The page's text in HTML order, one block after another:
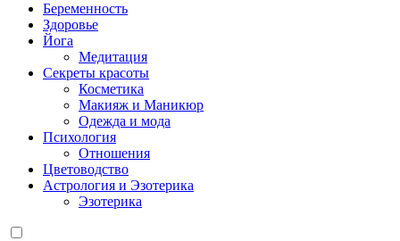
Беременность
Здоровье
Йога
Медитация
Секреты красоты
Косметика
Макияж и Маникюр
Одежда и мода
Психология
Отношения
Цветоводство
Астрология и Эзотерика
Эзотерика